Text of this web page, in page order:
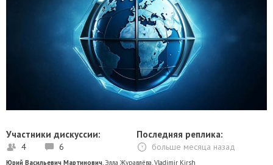
Участники дискуссии:
4 6
Последняя реплика:
больше месяца назад
Юрий Васильевич Мартинович,Элла Журавлёва,Vladimir Kirsh